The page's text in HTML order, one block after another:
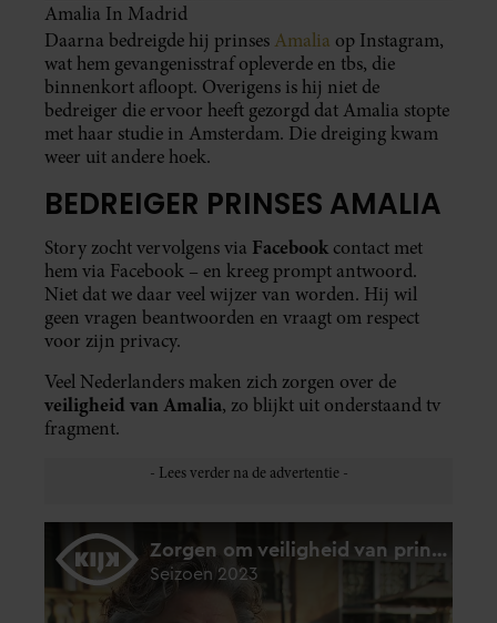
Amalia In Madrid
Daarna bedreigde hij prinses Amalia op Instagram,
wat hem gevangenisstraf opleverde en tbs, die
binnenkort afloopt. Overigens is hij niet de
bedreiger die ervoor heeft gezorgd dat Amalia stopte
met haar studie in Amsterdam. Die dreiging kwam
weer uit andere hoek.
BEDREIGER PRINSES AMALIA
Story zocht vervolgens via Facebook contact met
hem via Facebook – en kreeg prompt antwoord.
Niet dat we daar veel wijzer van worden. Hij wil
geen vragen beantwoorden en vraagt om respect
voor zijn privacy.
Veel Nederlanders maken zich zorgen over de
veiligheid van Amalia, zo blijkt uit onderstaand tv
fragment.